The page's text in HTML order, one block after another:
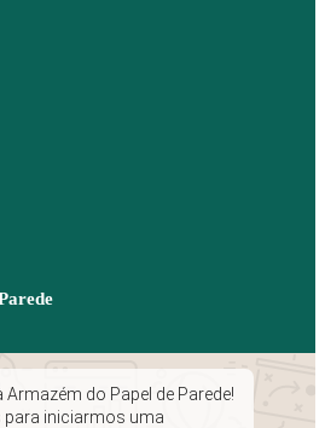
do Papel de Parede!
para iniciarmos uma